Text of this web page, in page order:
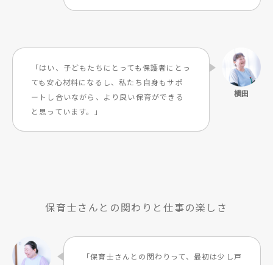
「はい、子どもたちにとっても保護者にとっ
ても安心材料になるし、私たち自身もサポ
ートし合いながら、より良い保育ができる
と思っています。」
保育士さんとの関わりと仕事の楽しさ
「保育士さんとの関わりって、最初は少し戸